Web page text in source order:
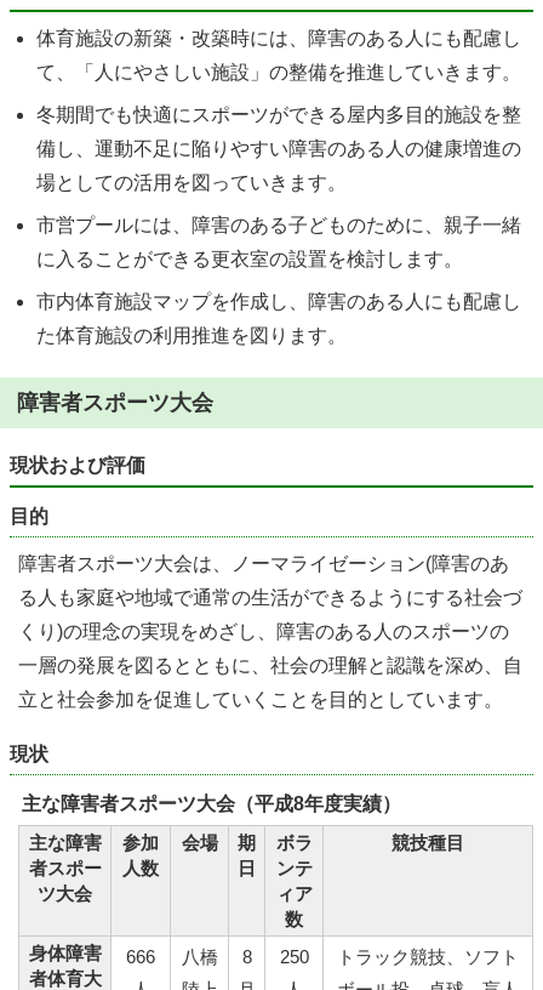
体育施設の新築・改築時には、障害のある人にも配慮し
て、「人にやさしい施設」の整備を推進していきます。
冬期間でも快適にスポーツができる屋内多目的施設を整
備し、運動不足に陥りやすい障害のある人の健康増進の
場としての活用を図っていきます。
市営プールには、障害のある子どものために、親子一緒
に入ることができる更衣室の設置を検討します。
市内体育施設マップを作成し、障害のある人にも配慮し
た体育施設の利用推進を図ります。
障害者スポーツ大会
現状および評価
目的
障害者スポーツ大会は、ノーマライゼーション(障害のあ
る人も家庭や地域で通常の生活ができるようにする社会づ
くり)の理念の実現をめざし、障害のある人のスポーツの
一層の発展を図るとともに、社会の理解と認識を深め、自
立と社会参加を促進していくことを目的としています。
現状
主な障害者スポーツ大会（平成8年度実績）
主な障害
者スポー
ツ大会
参加
人数
会場
期
日
ボラ
ンテ
ィア
数
競技種目
身体障害
者体育大
666
八橋
8
250
トラック競技、ソフト